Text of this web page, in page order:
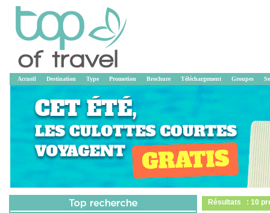
Accueil Destination Type Promotion Brochure Téléchargement Groupes
Résultats : 10